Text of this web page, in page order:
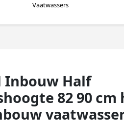
Vaatwassers
Inbouw Half
82 90 cm